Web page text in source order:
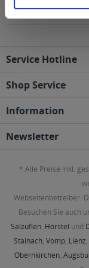
geliefert
Service Hotline
Shop Service
Information
Newsletter
* Alle Preise inkl.
Webseitenbetreiber:
Besuchen Sie auch
Salzuflen, Hörstel und
Stainach, Vomp, Lienz,
Obernkirchen,